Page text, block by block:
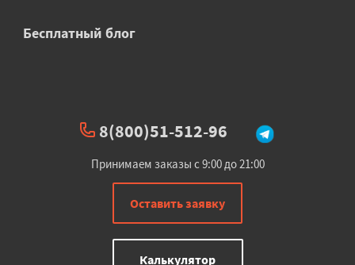
Бесплатный блог
8(800)51-512-96
Принимаем заказы с 9:00 до 21:00
Оставить заявку
Калькулятор